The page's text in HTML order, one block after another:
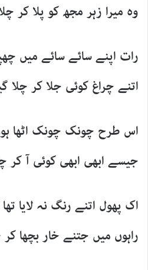
وہ میرا زہر مجھ کو پلا کر
رات اپنے سائے سائے میں
اتنے چراغ کوئی جلا کر چلا
اس طرح چونک چونک اٹھا
جیسے ابھی ابھی کوئی آ کر
اک پھول اتنے رنگ نہ لایا
راہوں میں جتنے خار بچھا کر